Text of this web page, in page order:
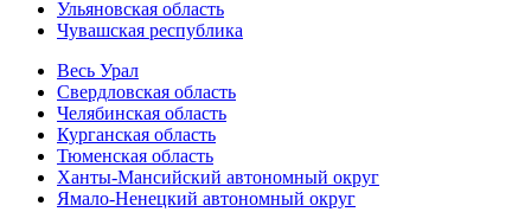
Ульяновская область
Чувашская республика
Весь Урал
Свердловская область
Челябинская область
Курганская область
Тюменская область
Ханты-Мансийский автономный округ
Ямало-Ненецкий автономный округ